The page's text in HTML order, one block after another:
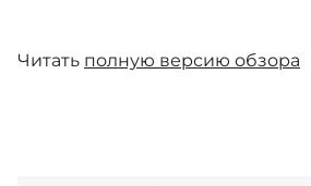
Читать полную версию обзора